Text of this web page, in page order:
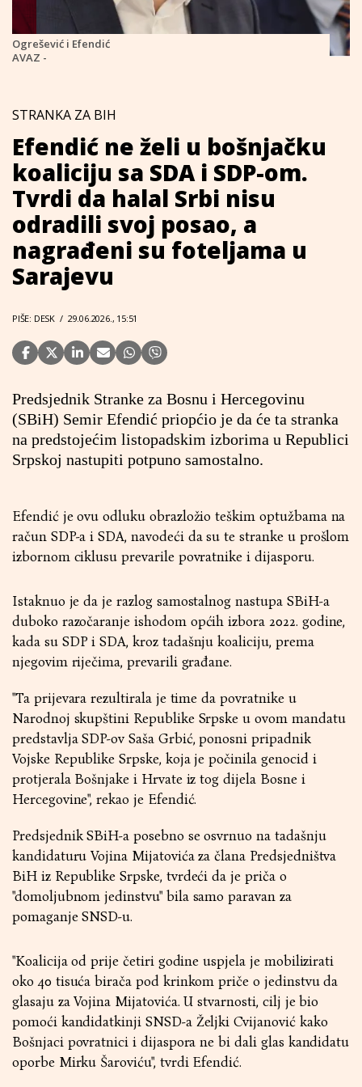
Ogrešević i Efendić
AVAZ -
STRANKA ZA BIH
Efendić ne želi u bošnjačku
koaliciju sa SDA i SDP-om.
Tvrdi da halal Srbi nisu
odradili svoj posao, a
nagrađeni su foteljama u
Sarajevu
PIŠE: DESK / 29.06.2026., 15:51
Predsjednik Stranke za Bosnu i Hercegovinu
(SBiH) Semir Efendić priopćio je da će ta stranka
na predstojećim listopadskim izborima u Republici
Srpskoj nastupiti potpuno samostalno.
Efendić je ovu odluku obrazložio teškim optužbama na
račun SDP-a i SDA, navodeći da su te stranke u prošlom
izbornom ciklusu prevarile povratnike i dijasporu.
Istaknuo je da je razlog samostalnog nastupa SBiH-a
duboko razočaranje ishodom općih izbora 2022. godine,
kada su SDP i SDA, kroz tadašnju koaliciju, prema
njegovim riječima, prevarili građane.
"Ta prijevara rezultirala je time da povratnike u
Narodnoj skupštini Republike Srpske u ovom mandatu
predstavlja SDP-ov Saša Grbić, ponosni pripadnik
Vojske Republike Srpske, koja je počinila genocid i
protjerala Bošnjake i Hrvate iz tog dijela Bosne i
Hercegovine", rekao je Efendić.
Predsjednik SBiH-a posebno se osvrnuo na tadašnju
kandidaturu Vojina Mijatovića za člana Predsjedništva
BiH iz Republike Srpske, tvrdeći da je priča o
"domoljubnom jedinstvu" bila samo paravan za
pomaganje SNSD-u.
"Koalicija od prije četiri godine uspjela je mobilizirati
oko 40 tisuća birača pod krinkom priče o jedinstvu da
glasaju za Vojina Mijatovića. U stvarnosti, cilj je bio
pomoći kandidatkinji SNSD-a Željki Cvijanović kako
Bošnjaci povratnici i dijaspora ne bi dali glas kandidatu
oporbe Mirku Šaroviću", tvrdi Efendić.